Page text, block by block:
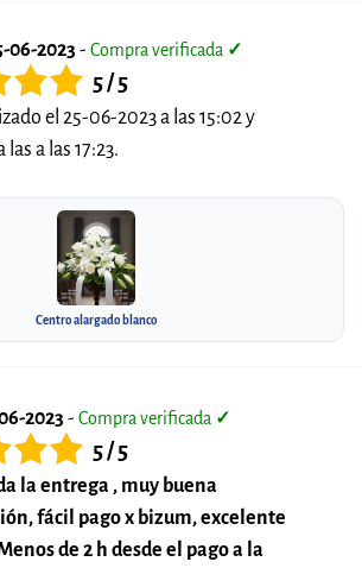
06-2023 - Compra verificada ✓
5 / 5
el 25-06-2023 a las 15:02 y
a las 17:23.
Centro alargado blanco
2023 - Compra verificada ✓
5 / 5
la entrega , muy buena
fácil pago x bizum, excelente
de 2 h desde el pago a la